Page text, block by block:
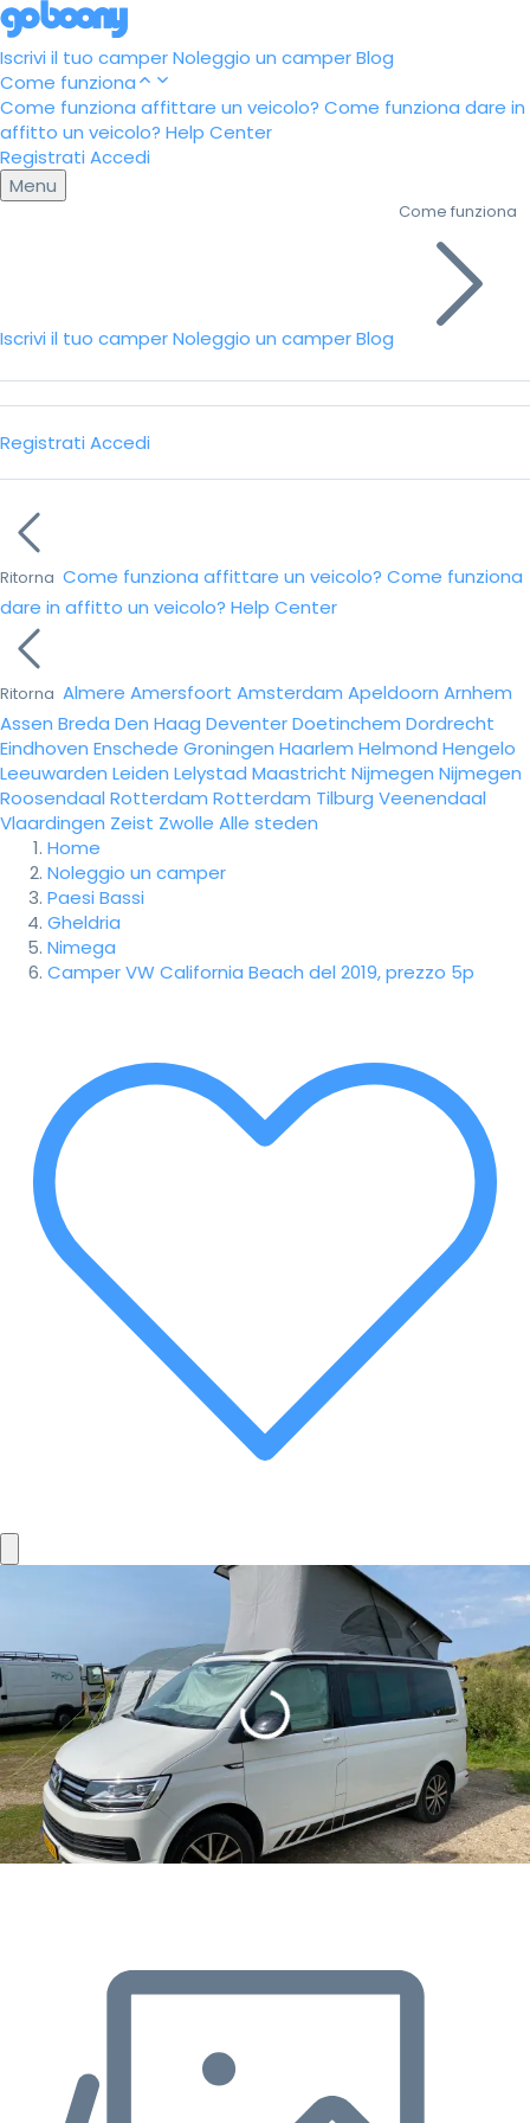
Iscrivi il tuo camperNoleggio un camperBlog
Come funziona
Come funziona affittare un veicolo? Come funziona dare in
affitto un veicolo? Help Center
Registrati Accedi
Menu
Iscrivi il tuo camperNoleggio un camperBlog
Come funziona
Registrati Accedi
Ritorna Come funziona affittare un veicolo? Come funziona
dare in affitto un veicolo? Help Center
Ritorna Almere Amersfoort Amsterdam Apeldoorn Arnhem
Assen Breda Den Haag DeventerDoetinchem Dordrecht
Eindhoven Enschede Groningen Haarlem Helmond Hengelo
Leeuwarden Leiden Lelystad Maastricht Nijmegen Nijmegen
Roosendaal Rotterdam Rotterdam Tilburg Veenendaal
Vlaardingen Zeist Zwolle Alle steden
Home
Noleggio un camper
Paesi Bassi
Gheldria
Nimega
Camper VW California Beach del 2019, prezzo 5p